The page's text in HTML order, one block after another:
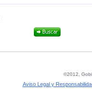
©2012,
Aviso Legal y